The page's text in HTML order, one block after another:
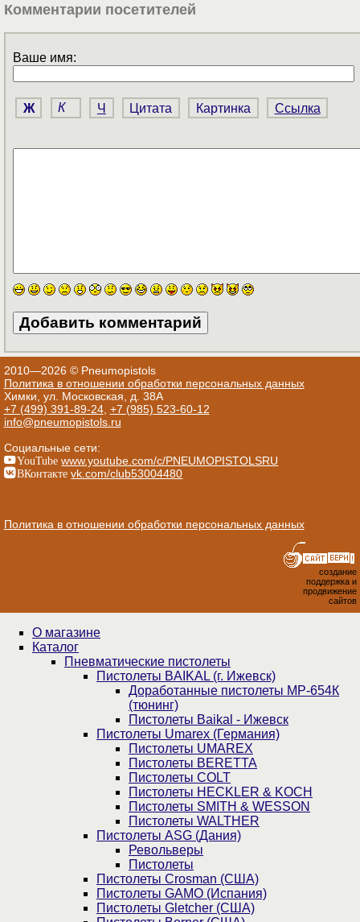
Комментарии посетителей
Ваше имя:
Ж К Ч Цитата Картинка Ссылка
2010—2026 © Pneumopistols
Политика в отношении обработки персональных данных
Химки, ул. Московская, д. 38А
+7 (499) 391-89-24, +7 (985) 523-60-12
info@pneumopistols.ru
Социальные сети:
YouTube www.youtube.com/c/PNEUMOPISTOLSRU
ВКонтакте vk.com/club53004480
Политика в отношении обработки персональных данных
создание
поддержка и
продвижение
сайтов
О магазине
Каталог
Пнев­ма­ти­чес­кие пистолеты
Пистолеты BAIKAL (г. Ижевск)
Доработанные пистолеты МР-654К
(тюнинг)
Пистолеты Baikal - Ижевск
Пистолеты Umarex (Германия)
Пистолеты UMAREX
Пистолеты BERETTA
Пистолеты COLT
Пистолеты HECKLER & KOCH
Пистолеты SMITH & WESSON
Пистолеты WALTHER
Пистолеты ASG (Дания)
Револьверы
Пистолеты
Пистолеты Crosman (США)
Пистолеты GAMO (Испания)
Пистолеты Gletcher (США)